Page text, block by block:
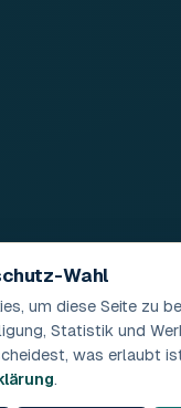
Wahl
um diese Seite zu
Statistik und
was erlaubt
.